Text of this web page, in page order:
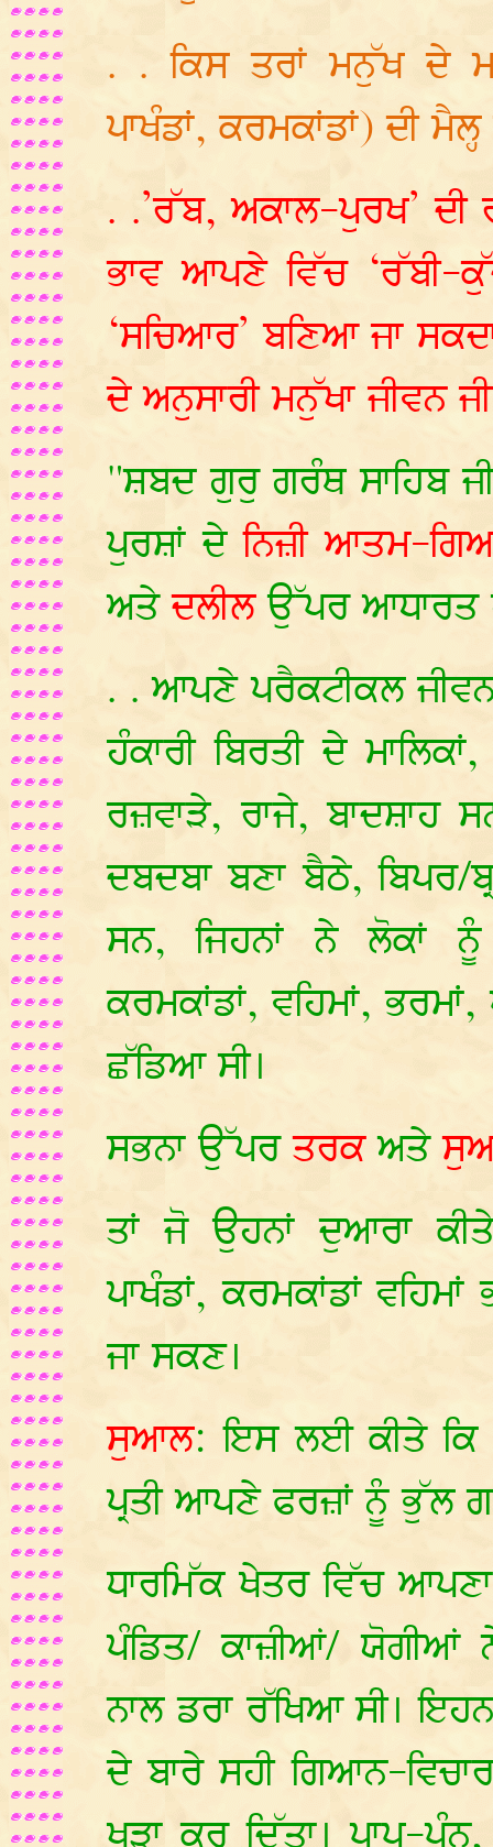
. . ਕਿਸ ਤਰਾਂ ਮਨੁੱਖ ਦੇ
ਪਾਖੰਡਾਂ, ਕਰਮਕਾਂਡਾਂ) ਦੀ
. .’ਰੱਬ, ਅਕਾਲ-ਪੁਰਖ’
ਭਾਵ ਆਪਣੇ ਵਿੱਚ ‘ਰੱਬੀ-
‘ਸਚਿਆਰ’ ਬਣਿਆ ਜਾ
ਦੇ ਅਨੁਸਾਰੀ ਮਨੁੱਖਾ ਜੀਵਨ
"ਸ਼ਬਦ ਗੁਰੁ ਗਰੰਥ ਸਾਹਿਬ
ਪੁਰਸ਼ਾਂ ਦੇਨਿਜ਼ੀ ਆਤਮ-
ਅਤੇਦਲੀਲਉੱਪਰ ਆਧਾਰਤ
. . ਆਪਣੇ ਪਰੈਕਟੀਕਲ
ਹੰਕਾਰੀ ਬਿਰਤੀ ਦੇ
ਰਜ਼ਵਾੜੇ, ਰਾਜੇ, ਬਾਦਸ਼ਾਹ
ਦਬਦਬਾ ਬਣਾ ਬੈਠੇ, ਬਿਪਰ/
ਸਨ, ਜਿਹਨਾਂ ਨੇ ਲੋਕਾਂ
ਕਰਮਕਾਂਡਾਂ, ਵਹਿਮਾਂ,
ਛੱਡਿਆ ਸੀ।
ਸਭਨਾ ਉੱਪਰਤਰਕਅਤੇ
ਤਾਂ ਜੋ ਉਹਨਾਂ ਦੁਆਰਾ
ਪਾਖੰਡਾਂ, ਕਰਮਕਾਂਡਾਂ
ਜਾ ਸਕਣ।
ਸੁਆਲ: ਇਸ ਲਈ ਕੀਤੇ ਕਿ
ਪ੍ਰਤੀ ਆਪਣੇ ਫਰਜ਼ਾਂ ਨੂੰ ਭੁੱਲ
ਧਾਰਮਿੱਕ ਖੇਤਰ ਵਿੱਚ
ਪੰਡਿਤ/ ਕਾਜ਼ੀਆਂ/ ਯੋਗੀਆਂ
ਨਾਲ ਡਰਾ ਰੱਖਿਆ ਸੀ।
ਦੇ ਬਾਰੇ ਸਹੀ ਗਿਆਨ-